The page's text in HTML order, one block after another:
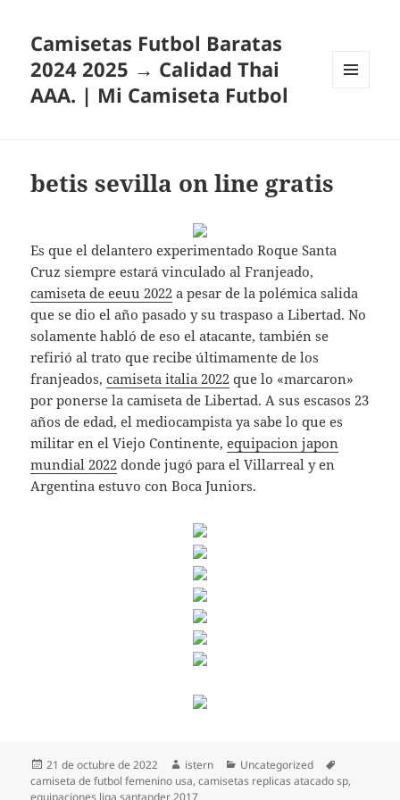
Camisetas Futbol Baratas
2024 2025 → Calidad Thai
AAA. | Mi Camiseta Futbol
betis sevilla on line gratis
Es que el delantero experimentado Roque Santa
Cruz siempre estará vinculado al Franjeado,
camiseta de eeuu 2022 a pesar de la polémica salida
que se dio el año pasado y su traspaso a Libertad. No
solamente habló de eso el atacante, también se
refirió al trato que recibe últimamente de los
franjeados,camiseta italia 2022 que lo «marcaron»
por ponerse la camiseta de Libertad. A sus escasos 23
años de edad, el mediocampista ya sabe lo que es
militar en el Viejo Continente,equipacion japon
mundial 2022 donde jugó para el Villarreal y en
Argentina estuvo con Boca Juniors.
Publicado
el
21 de octubre de 2022 Autor
istern Categorías
Uncategorized
camiseta de futbol femenino usa,camisetas replicas atacado sp,
equipaciones liga santander 2017